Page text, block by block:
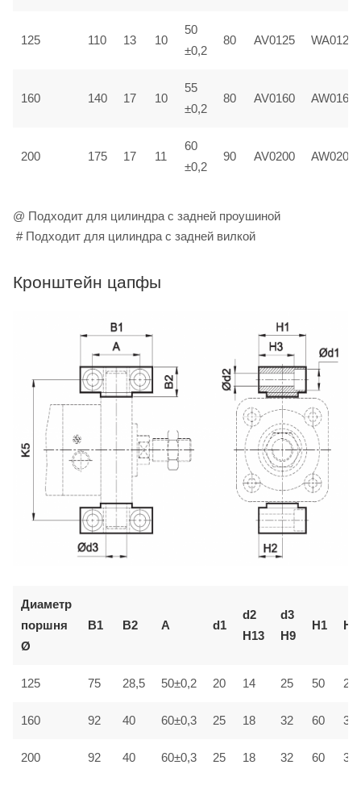
125 110 13 10
50
±0,2
80 AV0125 WA0125
160 140 17 10
55
±0,2
80 AV0160 AW0160
200 175 17 11
60
±0,2
90 AV0200 AW0200
@ Подходит для цилиндра с задней проушиной
# Подходит для цилиндра с задней вилкой
Кронштейн цапфы
Диаметр
поршня
Ø
B1 B2 A d1
d2
H13
d3
H9
H1 H2
125 75 28,5 50±0,2 20 14 25 50
160 92 40 60±0,3 25 18 32 60
200 92 40 60±0,3 25 18 32 60